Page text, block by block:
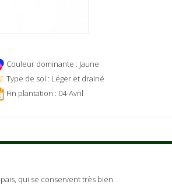
Couleur dominante : Jaune
Type de sol : Léger et drainé
Fin plantation : 04-Avril
qui se conservent très bien.